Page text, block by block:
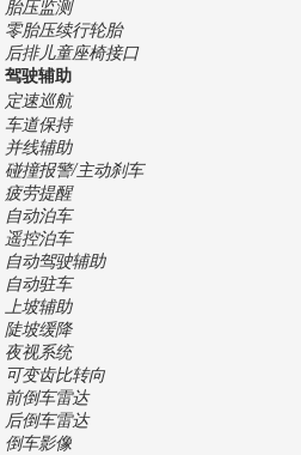
胎压监测
零胎压续行轮胎
后排儿童座椅接口
驾驶辅助
定速巡航
车道保持
并线辅助
碰撞报警/主动刹车
疲劳提醒
自动泊车
遥控泊车
自动驾驶辅助
自动驻车
上坡辅助
陡坡缓降
夜视系统
可变齿比转向
前倒车雷达
后倒车雷达
倒车影像